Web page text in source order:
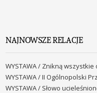
NAJNOWSZE RELACJE
WYSTAWA / Znikną
WYSTAWA / II Ogólnopolski
WYSTAWA / Słowo